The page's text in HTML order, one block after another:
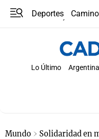
Deportes
Lo Último Argentina
Mundo Solidaridad en